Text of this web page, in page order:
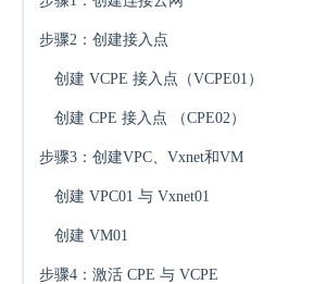
步骤2：创建接入点
创建 VCPE 接入点（VCPE01）
创建 CPE 接入点 （CPE02）
步骤3：创建VPC、Vxnet和VM
创建 VPC01 与 Vxnet01
创建 VM01
步骤4：激活 CPE 与 VCPE